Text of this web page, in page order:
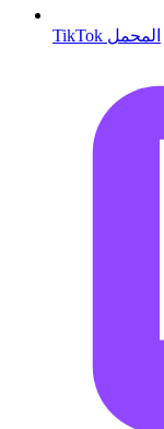
TikTok المحمل